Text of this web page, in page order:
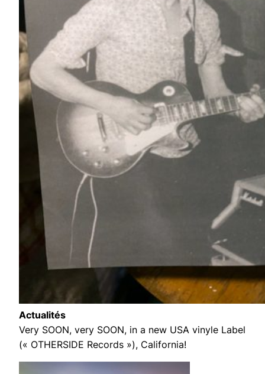
Actualités
Very SOON, very SOON, in a new USA vinyle Label
(« OTHERSIDE Records »), California!